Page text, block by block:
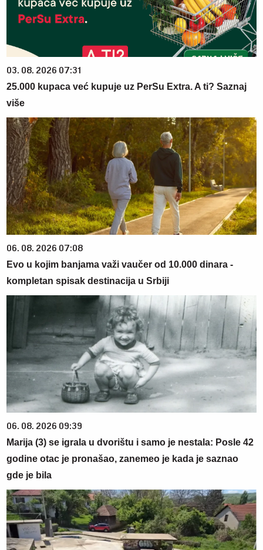
03. 08. 2026 07:31
25.000 kupaca već kupuje uz PerSu Extra. A ti? Saznaj
više
06. 08. 2026 07:08
Evo u kojim banjama važi vaučer od 10.000 dinara -
kompletan spisak destinacija u Srbiji
06. 08. 2026 09:39
Marija (3) se igrala u dvorištu i samo je nestala: Posle 42
godine otac je pronašao, zanemeo je kada je saznao
gde je bila